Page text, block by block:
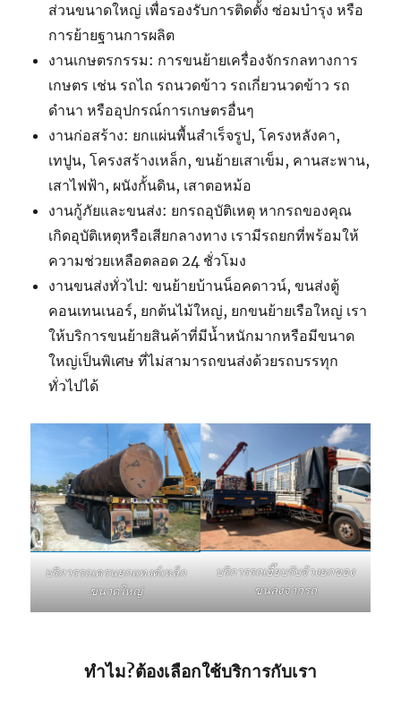
ส่วนขนาดใหญ่ เพื่อรองรับการติดตั้ง ซ่อมบำรุง หรือ
การย้ายฐานการผลิต
งานเกษตรกรรม: การขนย้ายเครื่องจักรกลทางการ
เกษตร เช่น รถไถ รถนวดข้าว รถเกี่ยวนวดข้าว รถ
ดำนา หรืออุปกรณ์การเกษตรอื่นๆ
งานก่อสร้าง: ยกแผ่นพื้นสำเร็จรูป, โครงหลังคา,
เทปูน, โครงสร้างเหล็ก, ขนย้ายเสาเข็ม, คานสะพาน,
เสาไฟฟ้า, ผนังกั้นดิน, เสาตอหม้อ
งานกู้ภัยและขนส่ง: ยกรถอุบัติเหตุ หากรถของคุณ
เกิดอุบัติเหตุหรือเสียกลางทาง เรามีรถยกที่พร้อมให้
ความช่วยเหลือตลอด 24 ชั่วโมง
งานขนส่งทั่วไป: ขนย้ายบ้านน็อคดาวน์, ขนส่งตู้
คอนเทนเนอร์, ยกต้นไม้ใหญ่, ยกขนย้ายเรือใหญ่ เรา
ให้บริการขนย้ายสินค้าที่มีน้ำหนักมากหรือมีขนาด
ใหญ่เป็นพิเศษ ที่ไม่สามารถขนส่งด้วยรถบรรทุก
ทั่วไปได้
บริการรถเครนยกแทงค์เหล็ก
ขนาดใหญ่
บริการรถเฮี๊ยบรับจ้างยกของ
ขนลงจากรถ
ทำไม?ต้องเลือกใช้บริการกับเรา